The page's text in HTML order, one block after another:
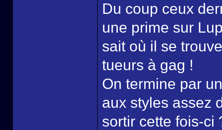
Du coup ceux
une prime sur
sait où il se
tueurs à gag !
On termine par
aux styles assez
sortir cette fois-ci